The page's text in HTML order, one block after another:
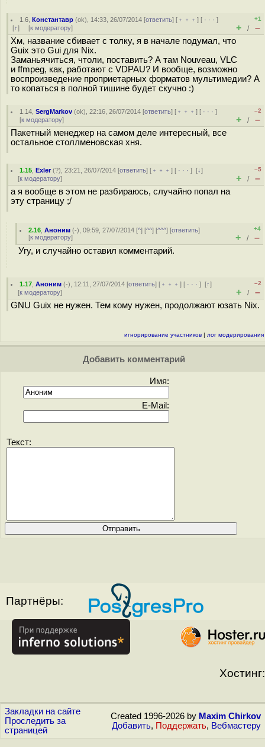
1.6 ,Константавр (ok), 14:33, 26/07/2014 [ответить] [ ﹢﹢﹢] [ · · ·]
[↑] [к модератору]
+1
+ / –
Хм, название сбивает с толку, я в начале подумал, что
Guix это Gui для Nix.
Заманьячиться, чтоли, поставить? А там Nouveau, VLC
и ffmpeg, как, работают с VDPAU? И вообще, возможно
воспроизведение проприетарных форматов мультимедии? А
то копаться в полной тишине будет скучно :)
1.14 ,SergMarkov (ok), 22:16, 26/07/2014 [ответить] [ ﹢﹢﹢] [ · · ·]
[к модератору]
–2
+ / –
Пакетный менеджер на самом деле интересный, все
остальное столлменовская хня.
1.15 ,Exler(?), 23:21, 26/07/2014 [ответить] [ ﹢﹢﹢] [ · · ·][↓]
[к модератору]
–5
+ / –
а я вообще в этом не разбираюсь, случайно попал на
эту страницу ;/
2.16 ,Аноним (-), 09:59, 27/07/2014 [^] [^^] [^^^] [ответить]
[к модератору]
+4
+ / –
Угу, и случайно оставил комментарий.
1.17 ,Аноним (-), 12:11, 27/07/2014 [ответить] [ ﹢﹢﹢] [ · · ·][↑]
[к модератору]
–2
+ / –
GNU Guix не нужен. Тем кому нужен, продолжают юзать Nix.
игнорирование участников | лог модерирования
Добавить комментарий
Имя:
E-Mail:
Текст:
Партнёры:
Хостинг:
Закладки на сайте
Проследить за
страницей
Created 1996-2026 by Maxim Chirkov
Добавить, Поддержать, Вебмастеру